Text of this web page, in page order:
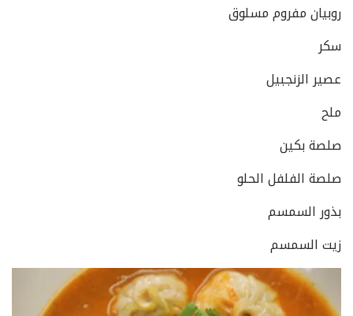
روبيان مفروم مسلوق
سكر
عصير الزنجبيل
ملح
صلصة بكين
صلصة الفلفل الحلو
بذور السمسم
زيت السمسم